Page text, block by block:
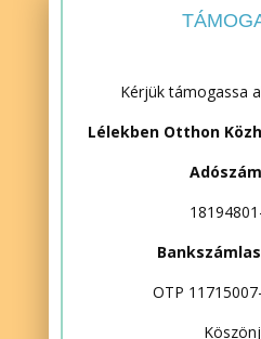
Kérjük támogassa
Lélekben Otthon
OTP